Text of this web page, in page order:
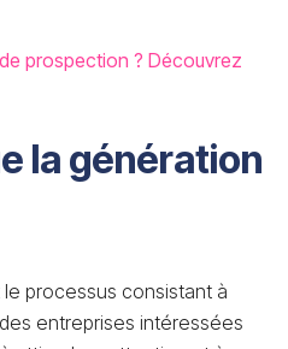
prospection ? Découvrez
la génération
processus consistant à
entreprises intéressées